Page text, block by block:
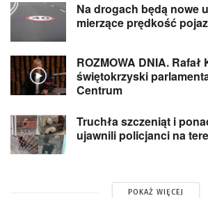
Na drogach będą nowe
mierzące prędkość
ROZMOWA DNIA. Rafał
świętokrzyski
Centrum
Truchła szczeniąt i
ujawnili policjanci na
POKAŻ WIĘCEJ